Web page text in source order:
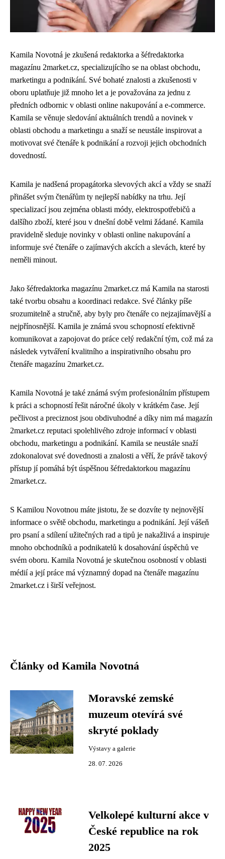
Kamila Novotná je zkušená redaktorka a šéfredaktorka
magazínu 2market.cz, specializujícího se na oblast obchodu,
marketingu a podnikání. Své bohaté znalosti a zkušenosti v
oboru uplatňuje již mnoho let a je považována za jednu z
předních odbornic v oblasti online nakupování a e-commerce.
Kamila se věnuje sledování aktuálních trendů a novinek v
oblasti obchodu a marketingu a snaží se neustále inspirovat a
motivovat své čtenáře k podnikání a rozvoji jejich obchodních
dovedností.
Kamila je nadšená propagátorka slevových akcí a vždy se snaží
přinášet svým čtenářům ty nejlepší nabídky na trhu. Její
specializací jsou zejména oblasti módy, elektrospotřebičů a
dalšího zboží, které jsou v dnešní době velmi žádané. Kamila
pravidelně sleduje novinky v oblasti online nakupování a
informuje své čtenáře o zajímavých akcích a slevách, které by
neměli minout.
Jako šéfredaktorka magazínu 2market.cz má Kamila na starosti
také tvorbu obsahu a koordinaci redakce. Své články píše
srozumitelně a stručně, aby byly pro čtenáře co nejzajímavější a
nejpřínosnější. Kamila je známá svou schopností efektivně
komunikovat a zapojovat do práce celý redakční tým, což má za
následek vytváření kvalitního a inspirativního obsahu pro
čtenáře magazínu 2market.cz.
Kamila Novotná je také známá svým profesionálním přístupem
k práci a schopností řešit náročné úkoly v krátkém čase. Její
pečlivost a preciznost jsou obdivuhodné a díky nim má magazín
2market.cz reputaci spolehlivého zdroje informací v oblasti
obchodu, marketingu a podnikání. Kamila se neustále snaží
zdokonalovat své dovednosti a znalosti a věří, že právě takový
přístup jí pomáhá být úspěšnou šéfredaktorkou magazínu
2market.cz.
S Kamilou Novotnou máte jistotu, že se dozvíte ty nejnovější
informace o světě obchodu, marketingu a podnikání. Její vášeň
pro psaní a sdílení užitečných rad a tipů je nakažlivá a inspiruje
mnoho obchodníků a podnikatelů k dosahování úspěchů ve
svém oboru. Kamila Novotná je skutečnou osobností v oblasti
médií a její práce má významný dopad na čtenáře magazínu
2market.cz i širší veřejnost.
Články od Kamila Novotná
Moravské zemské
muzeum otevírá své
skryté poklady
Výstavy a galerie
28. 07. 2026
Velkolepé kulturní akce v
České republice na rok
2025